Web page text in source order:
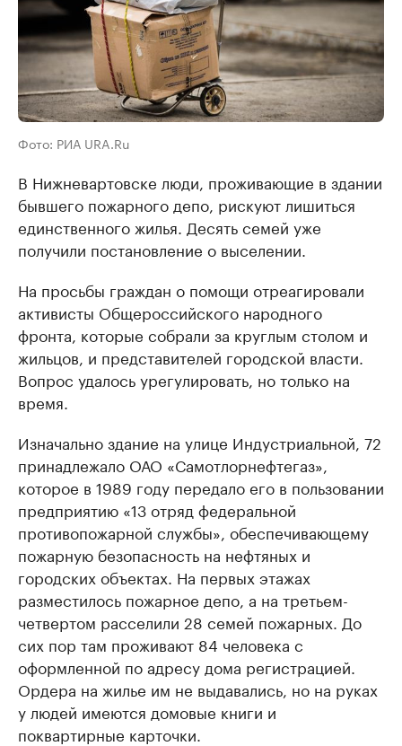
Фото: РИА URA.Ru
В Нижневартовске люди, проживающие в здании
бывшего пожарного депо, рискуют лишиться
единственного жилья. Десять семей уже
получили постановление о выселении.
На просьбы граждан о помощи отреагировали
активисты Общероссийского народного
фронта, которые собрали за круглым столом и
жильцов, и представителей городской власти.
Вопрос удалось урегулировать, но только на
время.
Изначально здание на улице Индустриальной, 72
принадлежало ОАО «Самотлорнефтегаз»,
которое в 1989 году передало его в пользовании
предприятию «13 отряд федеральной
противопожарной службы», обеспечивающему
пожарную безопасность на нефтяных и
городских объектах. На первых этажах
разместилось пожарное депо, а на третьем-
четвертом расселили 28 семей пожарных. До
сих пор там проживают 84 человека с
оформленной по адресу дома регистрацией.
Ордера на жилье им не выдавались, но на руках
у людей имеются домовые книги и
поквартирные карточки.